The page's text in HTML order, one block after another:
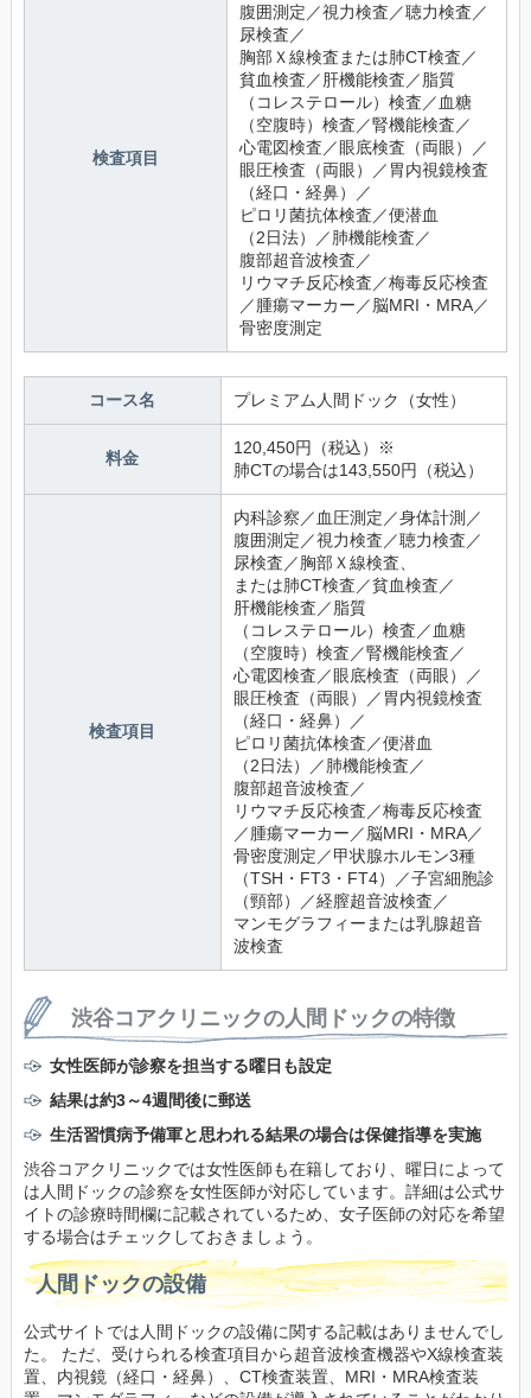
検査項目
腹囲測定／視力検査／聴力検査／
尿検査／
胸部Ｘ線検査または肺CT検査／
貧血検査／肝機能検査／脂質
（コレステロール）検査／血糖
（空腹時）検査／腎機能検査／
心電図検査／眼底検査（両眼）／
眼圧検査（両眼）／胃内視鏡検査
（経口・経鼻）／
ピロリ菌抗体検査／便潜血
（2日法）／肺機能検査／
腹部超音波検査／
リウマチ反応検査／梅毒反応検査
／腫瘍マーカー／脳MRI・MRA／
コース名 プレミアム人間ドック（女性）
料金
120,450円（税込）※
肺CTの場合は143,550円（税込）
検査項目
内科診察／血圧測定／身体計測／
腹囲測定／視力検査／聴力検査／
尿検査／胸部Ｘ線検査、
または肺CT検査／貧血検査／
肝機能検査／脂質
（コレステロール）検査／血糖
（空腹時）検査／腎機能検査／
心電図検査／眼底検査（両眼）／
眼圧検査（両眼）／胃内視鏡検査
（経口・経鼻）／
ピロリ菌抗体検査／便潜血
（2日法）／肺機能検査／
腹部超音波検査／
リウマチ反応検査／梅毒反応検査
／腫瘍マーカー／脳MRI・MRA／
骨密度測定／甲状腺ホルモン3種
（TSH・FT3・FT4）／子宮細胞診
（頸部）／経膣超音波検査／
マンモグラフィーまたは乳腺超音
渋谷コアクリニックの人間ドックの特徴
女性医師が診察を担当する曜日も設定
結果は約3～4週間後に郵送
生活習慣病予備軍と思われる結果の場合は保健指導を実施
渋谷コアクリニックでは女性医師も在籍しており、曜日によって
は人間ドックの診察を女性医師が対応しています。詳細は公式サ
イトの診療時間欄に記載されているため、女子医師の対応を希望
する場合はチェックしておきましょう。
人間ドックの設備
公式サイトでは人間ドックの設備に関する記載はありませんでし
た。 ただ、受けられる検査項目から超音波検査機器やX線検査装
置、内視鏡（経口・経鼻）、CT検査装置、MRI・MRA検査装